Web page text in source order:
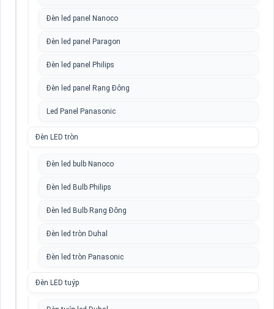
Đèn led panel Nanoco
Đèn led panel Paragon
Đèn led panel Philips
Đèn led panel Rạng Đông
Led Panel Panasonic
Đèn LED tròn
Đèn led bulb Nanoco
Đèn led Bulb Philips
Đèn led Bulb Rạng Đông
Đèn led tròn Duhal
Đèn led tròn Panasonic
Đèn LED tuýp